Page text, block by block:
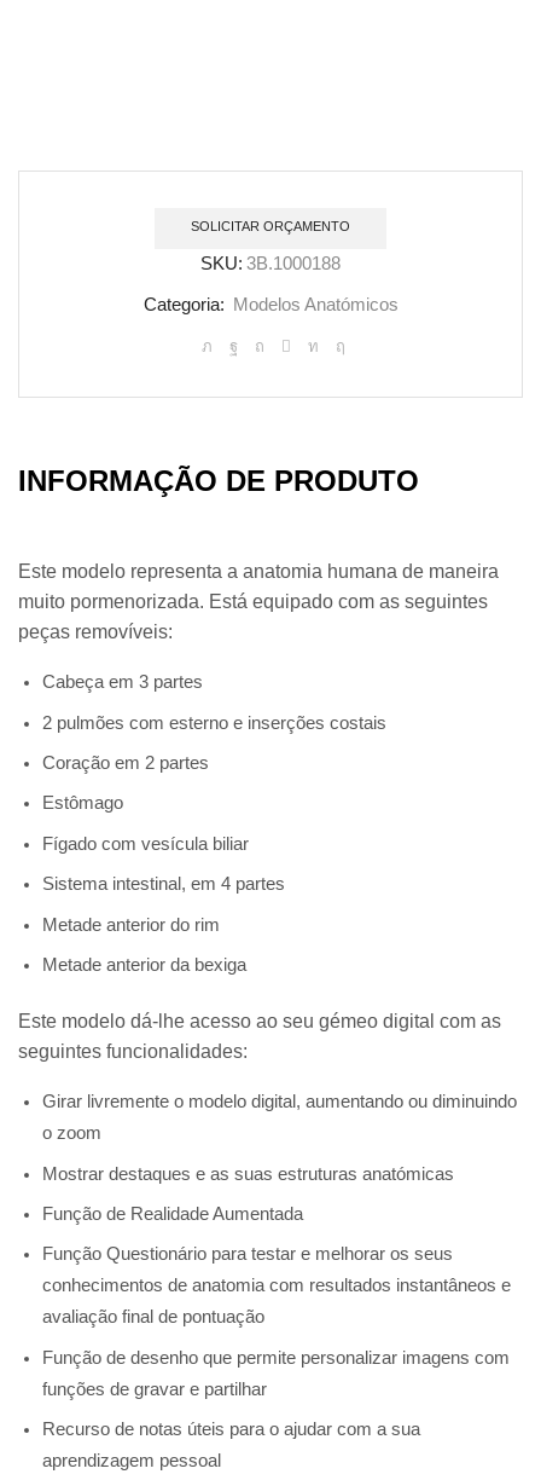
SOLICITAR ORÇAMENTO
SKU: 3B.1000188
Categoria: Modelos Anatómicos
INFORMAÇÃO DE PRODUTO
Este modelo representa a anatomia humana de maneira
muito pormenorizada. Está equipado com as seguintes
peças removíveis:
Cabeça em 3 partes
2 pulmões com esterno e inserções costais
Coração em 2 partes
Estômago
Fígado com vesícula biliar
Sistema intestinal, em 4 partes
Metade anterior do rim
Metade anterior da bexiga
Este modelo dá-lhe acesso ao seu gémeo digital com as
seguintes funcionalidades:
Girar livremente o modelo digital, aumentando ou diminuindo
o zoom
Mostrar destaques e as suas estruturas anatómicas
Função de Realidade Aumentada
Função Questionário para testar e melhorar os seus
conhecimentos de anatomia com resultados instantâneos e
avaliação final de pontuação
Função de desenho que permite personalizar imagens com
funções de gravar e partilhar
Recurso de notas úteis para o ajudar com a sua
aprendizagem pessoal